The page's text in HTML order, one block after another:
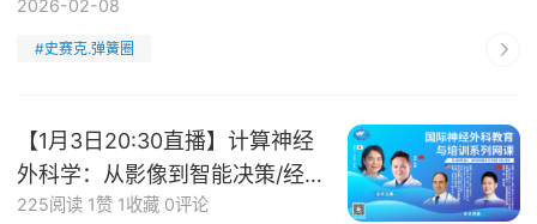
2026-02-08
#史赛克.弹簧圈
【1月3日20:30直播】计算神经
外科学：从影像到智能决策/经内
镜腹侧入路治疗颅内动脉瘤与脑
225阅读 1赞 1收藏 0评论